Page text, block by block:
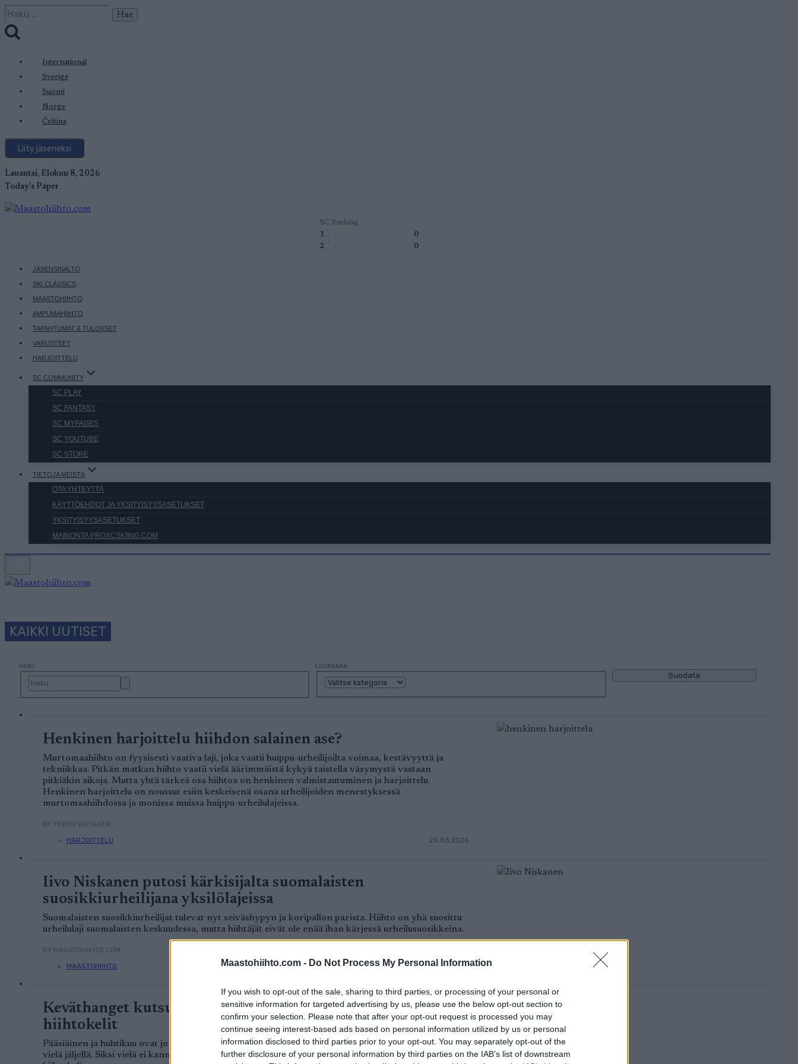
Maastohiihto.com - Do Not Process My Personal Information
If you wish to opt-out of the sale, sharing to third parties, or processing of your personal or
sensitive information for targeted advertising by us, please use the below opt-out section to
confirm your selection. Please note that after your opt-out request is processed you may
continue seeing interest-based ads based on personal information utilized by us or personal
information disclosed to third parties prior to your opt-out. You may separately opt-out of the
further disclosure of your personal information by third parties on the IAB’s list of downstream
Siirry
sisältöön
Haku:
International
Sverige
Suomi
Norge
Čeština
Liity jäseneksi
Lauantai, Elokuu 8, 2026
Today's Paper
SC Ranking
1
-
0
2
- 0
JÄSENSISÄLTÖ
SKI CLASSICS
MAASTOHIIHTO
AMPUMAHIIHTO
TAPAHTUMAT & TULOKSET
VARUSTEET
HARJOITTELU
SC COMMUNITY
SC PLAY
SC FANTASY
SC MYPAGES
SC YOUTUBE
SC STORE
TIETOJA MEISTÄ
OTA YHTEYTTÄ
KÄYTTÖEHDOT JA YKSITYISYYSASETUKSET
YKSITYISYYSASETUKSET
MAINONTA PROXCSKIING.COM
KAIKKI UUTISET
HAKU LUOKKAAN
Suodata
Henkinen harjoittelu hiihdon salainen ase?
Murtomaahiihto on fyysisesti vaativa laji, joka vaatii huippu-urheilijoilta voimaa, kestävyyttä ja
tekniikkaa. Pitkän matkan hiihto vaatii vielä äärimmäistä kykyä taistella väsymystä vastaan
pitkiäkin aikoja. Mutta yhtä tärkeä osa hiihtoa on henkinen valmistautuminen ja harjoittelu.
Henkinen harjoittelu on noussut esiin keskeisenä osana urheilijoiden menestyksessä
murtomaahiihdossa ja monissa muissa huippu-urheilulajeissa.
BY TEEMU VIRTANEN
HARJOITTELU
25.03.2026
Iivo Niskanen putosi kärkisijalta suomalaisten
suosikkiurheilijana yksilölajeissa
Suomalaisten suosikkiurheilijat tulevat nyt seiväshypyn ja koripallon parista. Hiihto on yhä suosittu
urheilulaji suomalaisten keskuudessa, mutta hiihtäjät eivät ole enää ihan kärjessä urheilusuosikkeina.
BY MAASTOHIIHTO.COM
MAASTOHIIHTO
24.03.2026
Keväthanget kutsuvat hiihtäjiä – hyödynnä viimeiset
hiihtokelit
Pääsiäinen ja huhtikuu ovat jo ovella ja kevät on jo saapunut Etelä-Suomeen, mutta talvikautta on
vielä jäljellä. Siksi vielä ei kannata laittaa suksia naulaan, vaan hyödyntää kunnolla viimeiset